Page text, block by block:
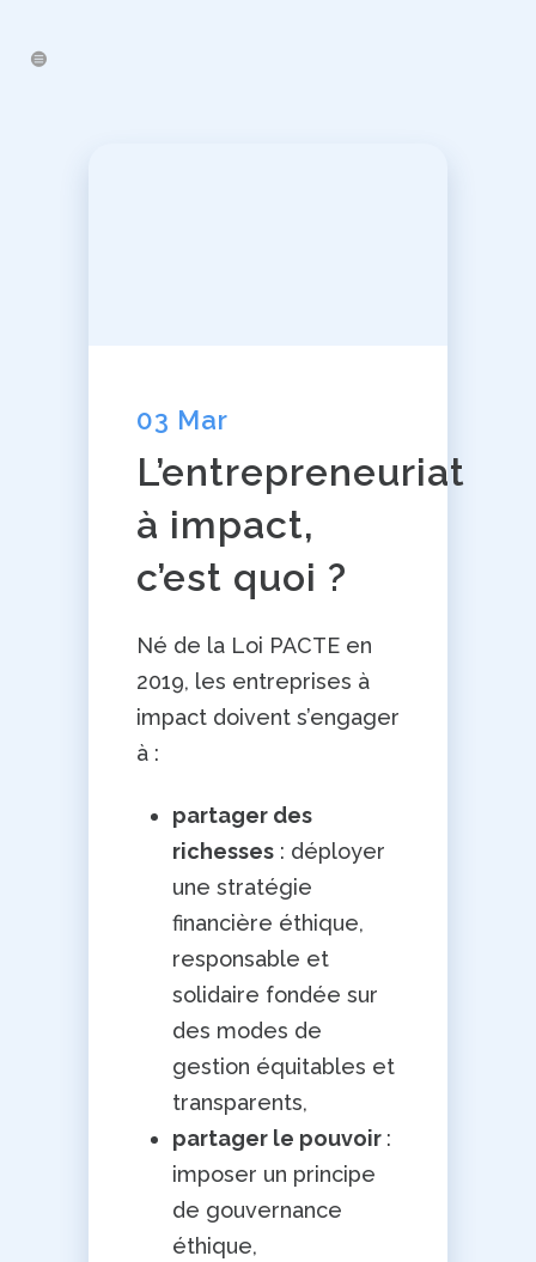
03 Mar
L’entrepreneuriat
à impact,
c’est quoi ?
Né de la Loi PACTE en
2019, les entreprises à
impact doivent s’engager
à :
partager des
richesses : déployer
une stratégie
financière éthique,
responsable et
solidaire fondée sur
des modes de
gestion équitables et
transparents,
partager le pouvoir :
imposer un principe
de gouvernance
éthique,